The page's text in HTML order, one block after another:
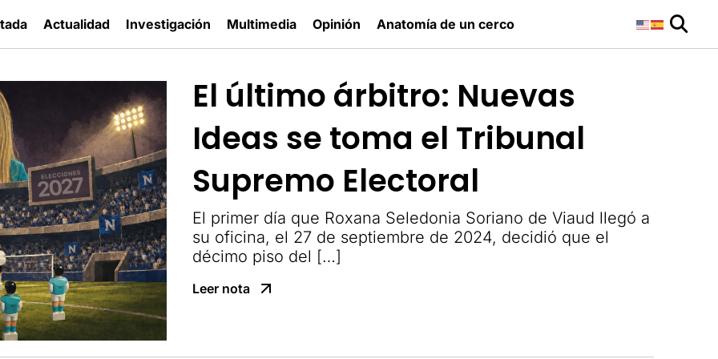
Actualidad Investigación Multimedia Opinión Anatomía de un cerco
El último árbitro: Nuevas
Ideas se toma el Tribunal
Supremo Electoral
El primer día que Roxana Seledonia Soriano de Viaud llegó a
su oficina, el 27 de septiembre de 2024, decidió que el
décimo piso del […]
Leer nota